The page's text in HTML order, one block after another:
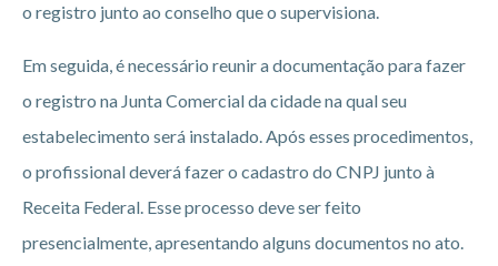
o registro junto ao conselho que o supervisiona.
Em seguida, é necessário reunir a documentação para fazer
o registro na Junta Comercial da cidade na qual seu
estabelecimento será instalado. Após esses procedimentos,
o profissional deverá fazer o cadastro do CNPJ junto à
Receita Federal. Esse processo deve ser feito
presencialmente, apresentando alguns documentos no ato.